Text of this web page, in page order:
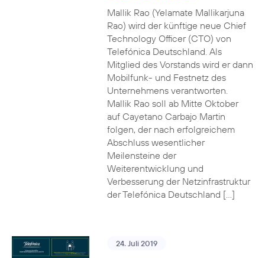
Mallik Rao (Yelamate Mallikarjuna
Rao) wird der künftige neue Chief
Technology Officer (CTO) von
Telefónica Deutschland. Als
Mitglied des Vorstands wird er dann
Mobilfunk- und Festnetz des
Unternehmens verantworten.
Mallik Rao soll ab Mitte Oktober
auf Cayetano Carbajo Martin
folgen, der nach erfolgreichem
Abschluss wesentlicher
Meilensteine der
Weiterentwicklung und
Verbesserung der Netzinfrastruktur
der Telefónica Deutschland […]
24. Juli 2019